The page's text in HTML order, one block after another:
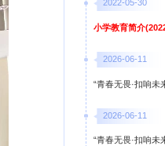
2022-05-30
小学教育简介
2026-06-11
“青春无畏·扣响
2026-06-11
“青春无畏·扣响